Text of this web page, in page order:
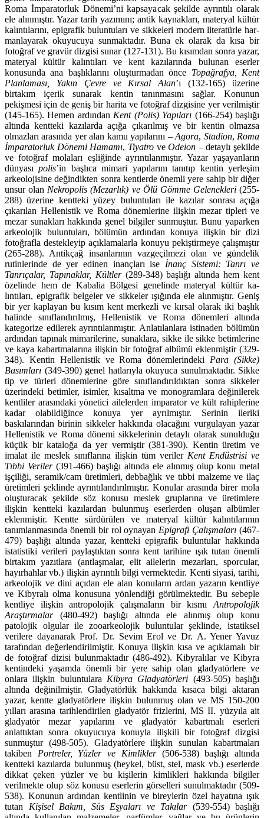
Roma İmpara­torluk Dönemi’ni kapsayacak şekilde ayrıntılı olarak
ele alınmıştır. Yazar tarih yazımını; antik kay­nak­ları, materyal kültür
kalıntılarını, epigrafik buluntuları ve sikkeleri modern literatürle har­
man­layarak okuyucuya sunmaktadır. Buna ek olarak da kısa bir
fotoğraf ve gravür dizgisi sunar (127-131). Bu kısımdan sonra yazar,
materyal kültür kalıntıları ve kent kazılarında bulunan eserler
konusunda ana başlıklarını oluşturmadan önce Topağrafya, Kent
Planlaması, Yakın Çevre ve Kır­sal Alan’ı (132-165) üzerine
birtakım içerik sunarak kentin tanınmasını sağlar. Konunun
pekişmesi için de geniş bir harita ve fotoğraf dizgisine yer verilmiştir
(145-165). Hemen ardından Kent (Polis) Yapıları (166-254) başlığı
altında kentteki kazılarda açığa çıkarılmış ve bir kentin olmazsa
olmazları arasında yer alan kamu yapılarını –Agora, Stadion, Roma
İmparatorluk Dönemi Hamamı, TiyatroveOdeion – detaylı şekilde
ve fotoğraf molaları eşliğinde ayrıntılanmıştır. Yazar yaşayanların
dünyasıpolis’in başlıca mimari yapılarını tanıtıp kentin yerleşim
arkeolojisine değindikten sonra kent­lerde önemli yere sahip bir diğer
unsur olan Nekropolis (Mezarlık) ve Ölü Gömme Gelenekleri(255-
288) üzerine kentteki yüzey buluntuları ile kazılar sonrası açığa
çıkarılan Hellenistik ve Roma dönemle­rine ilişkin mezar tipleri ve
mezar sunakları hakkında genel bilgiler sunmuştur. Bunu yapar­ken
arkeolojik buluntuları, bölümün ardından konuya ilişkin bir dizi
fotoğrafla destekleyip açıkla­malarla konuyu pekiştirmeye çalışmıştır
(265-288). Antikçağ insanlarının vazgeçilmezi olan ve gün­delik
rutin­lerinde de yer edinen inançları ise İnanç Sistemi: Tanrı ve
Tanrıçalar, Tapınaklar, Kültler(289-348) başlığı altında hem kent
özelinde hem de Kabalia Bölgesi genelinde materyal kültür ka­
lıntıları, epigrafik belgeler ve sikkeler ışığında ele alınmıştır. Geniş
bir yer kaplayan bu kısım kent merkezli ve kırsal olarak iki başlık
halinde sınıflandırılmış, Hellenistik ve Roma dönemleri altında
kategorize edilerek ayrıntılanmıştır. Anlatılanlara istinaden bölümün
ardından tapınak mimarile­rine, sunak­lara, sikke ile sikke betimlerine
ve kaya kabartmalarına ilişkin bir fotoğraf albümü ek­lenmiştir (329-
348). Kentin Hellenistik ve Roma dönemlerindeki Para (Sikke)
Basımları (349-390) genel hatlarıyla okuyuca sunulmaktadır. Sikke
tip ve türleri dönemlerine göre sınıflandırıldıktan sonra sikkeler
üzerindeki betimler, isimler, kısaltma ve monogramlara değinile­rek
kentliler arasın­daki yönetici ailelerden imparator ve kült rahiplerine
kadar olabildiğince konuya yer ayrılmıştır. Serinin ileriki
baskılarından birinin sikkeler hakkında olacağını vurgulayan yazar
Hellenistik ve Roma dönemi sikkelerinin detaylı olarak sunulduğu
küçük bir kataloğa da yer vermiştir (381-390). Kentin üretim ve
imalat ile meslek sınıflarına ilişkin tüm veriler Kent Endüstrisi ve
Tıbbi Veriler(391-466) başlığı altında ele alınmış olup konu metal
işçiliği, seramik/cam üretimleri, debbağlık ve tıbbi malzeme ve ilaç
üretimleri şeklinde ayrıntılandırılmıştır. Konular arasında birer mola
oluşturacak şekilde söz konusu meslek gruplarına ve üretimlere
ilişkin kentteki kazılardan bulunmuş eserler­den oluşan albümler
eklenmiştir. Kentte sürdürülen ve materyal kültür kalıntılarının
tanımlanma­sında önemli bir rol oynayan Epigrafi Çalışmaları (467-
479) başlığı altında yazar, kentteki epigrafik buluntular hakkında
istatistiki verileri paylaştıktan sonra kent tarihine ışık tutan önemli
birtakım yazıtlara (antlaşmalar, elit ailelerin mezarları, sporcular,
hayırhahlar vb.) ilişkin ayrıntılı bilgi ver­mektedir. Kenti siyasi, tarihi,
arkeolojik ve dini açıdan ele alan konuların ardan yazarın kentliye
ve Kibyralı olma konusuna yönlendiği görülmektedir. Bu sebeple
kentliye ilişkin antropolojik çalış­maların bir kısmı Antropolojik
Araştırmalar(480-492) başlığı altında ele alınmış olup konu
patolojik olgular ile zooarkeolojik buluntular şeklinde, istatiksel
verilere dayanarak Prof. Dr. Sevim Erol ve Dr. A. Yener Yavuz
tarafından değerlendirilmiştir. Konuya ilişkin kısa ve açıklamalı bir
de fotoğraf dizisi bulun­makta­dır (486-492). Kibyralılar ve Kibyra
kentindeki yaşamda önemli bir yere sahip olan gladyatör­lere ve
onlara ilişkin buluntulara Kibyra Gladyatörleri (493-505) başlığı
altında deği­nil­miş­tir. Gladyatörlük hakkında kısaca bilgi aktaran
yazar, kentte gladyatörlere ilişkin bulunmuş olan ve MS 150-200
yılları arasına tarihlendirilen gladyatör frizlerini, MS II. yüzyıla ait
gladyatör mezar yapıla­rını ve gladyatör kabartmalı eserleri
anlattıktan sonra okuyucuya konuyla ilişkili bir fotoğraf dizgisi
sunmuştur (498-505). Gladyatörlere ilişkin sunulan kabartmaları
takiben Portreler, Yüzler ve Kimlikler (506-538) başlığı altında
kentteki kazılarda bulunmuş (heykel, büst, stel, mask vb.) eserlerde
dikkat çeken yüzler ve bu kişilerin kimlikleri hakkında bilgiler
verilmekte olup söz konusu eserlerin görselleri sunulmaktadır (509-
538). Konunun ardından kentlinin ve bireylerin özel hayatına ışık
tutan Kişisel Bakım, Süs Eşyaları ve Takılar(539-554) başlığı